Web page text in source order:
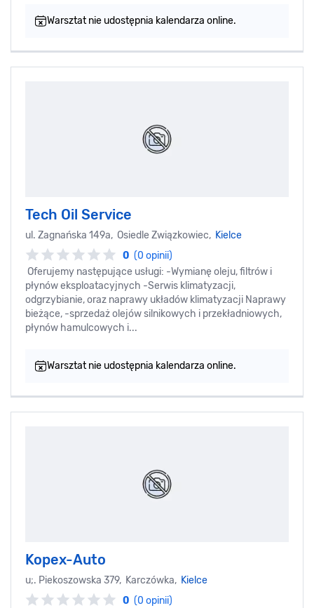
Warsztat nie udostępnia kalendarza online.
Tech Oil Service
ul. Zagnańska 149a, Osiedle Związkowiec, Kielce
0 (0 opinii)
Oferujemy następujące usługi: -Wymianę oleju, filtrów i
płynów eksploatacyjnych -Serwis klimatyzacji,
odgrzybianie, oraz naprawy układów klimatyzacji Naprawy
bieżące, -sprzedaż olejów silnikowych i przekładniowych,
płynów hamulcowych i...
Warsztat nie udostępnia kalendarza online.
Kopex-Auto
u;. Piekoszowska 379, Karczówka, Kielce
0 (0 opinii)